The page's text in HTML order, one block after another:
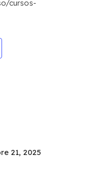
cursos-
21, 2025